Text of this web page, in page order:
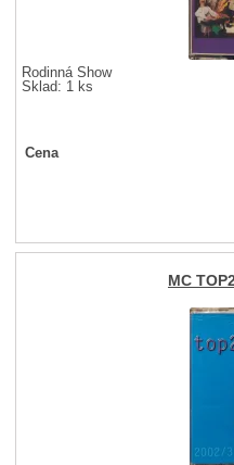
Rodinná Show
Sklad: 1 ks
Cena
MC